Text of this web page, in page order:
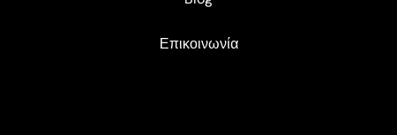
Επικοινωνία